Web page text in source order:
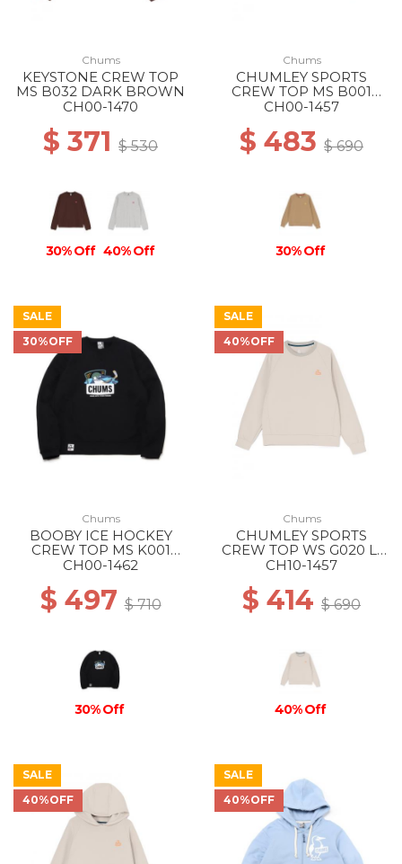
Chums
KEYSTONE CREW TOP
MS B032 DARK BROWN
CH00-1470
$ 371 $ 530
30% Off 40% Off
Chums
CHUMLEY SPORTS
CREW TOP MS B001
BEIGE
CH00-1457
$ 483 $ 690
30% Off
SALE
30%OFF
Chums
BOOBY ICE HOCKEY
CREW TOP MS K001
BLACK
CH00-1462
$ 497$ 710
30% Off
SALE
40%OFF
Chums
CHUMLEY SPORTS
CREW TOP WS G020 Lt
Gray
CH10-1457
$ 414 $ 690
40% Off
SALE
40%OFF
SALE
40%OFF